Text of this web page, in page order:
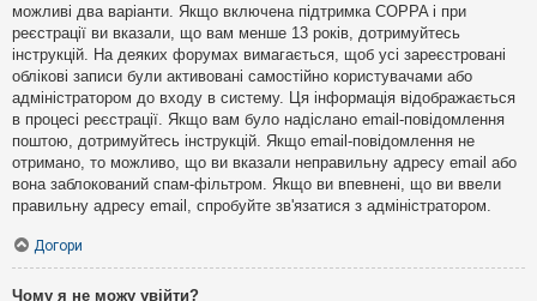
можливі два варіанти. Якщо включена підтримка COPPA і при
реєстрації ви вказали, що вам менше 13 років, дотримуйтесь
інструкцій. На деяких форумах вимагається, щоб усі зареєстровані
облікові записи були активовані самостійно користувачами або
адміністратором до входу в систему. Ця інформація відображається
в процесі реєстрації. Якщо вам було надіслано email-повідомлення
поштою, дотримуйтесь інструкцій. Якщо email-повідомлення не
отримано, то можливо, що ви вказали неправильну адресу email або
вона заблокований спам-фільтром. Якщо ви впевнені, що ви ввели
правильну адресу email, спробуйте зв'язатися з адміністратором.
Догори
Чому я не можу увійти?